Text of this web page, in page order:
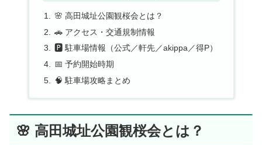
🌸 高田城址公園観桜会とは？
🚗 アクセス・交通規制情報
🅿️ 駐車場情報（公式／軒先／akippa／得P）
📅 予約開始時期
🧠 駐車場攻略まとめ
🌸 高田城址公園観桜会とは？